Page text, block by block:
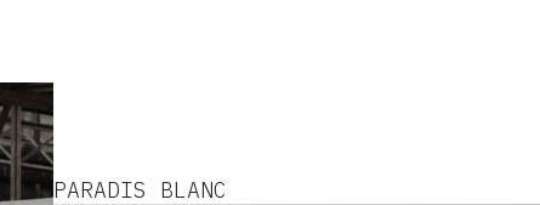
PARADIS BLANC